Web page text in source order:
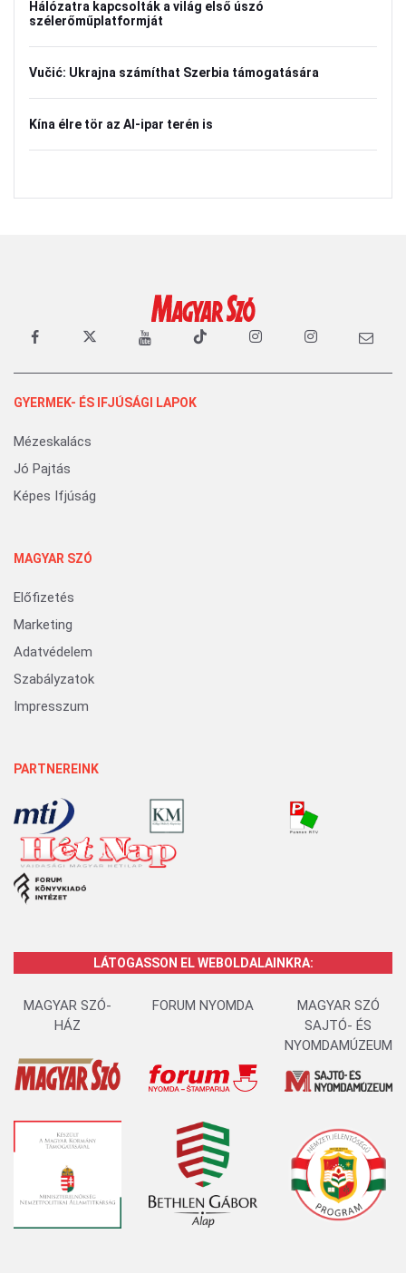
Hálózatra kapcsolták a világ első úszó
szélerőműplatformját
Vučić: Ukrajna számíthat Szerbia támogatására
Kína élre tör az AI-ipar terén is
GYERMEK- ÉS IFJÚSÁGI LAPOK
Mézeskalács
Jó Pajtás
Képes Ifjúság
MAGYAR SZÓ
Előfizetés
Marketing
Adatvédelem
Szabályzatok
Impresszum
PARTNEREINK
LÁTOGASSON EL WEBOLDALAINKRA:
MAGYAR SZÓ-
HÁZ
FORUM NYOMDA
MAGYAR SZÓ
SAJTÓ- ÉS
NYOMDAMÚZEUM